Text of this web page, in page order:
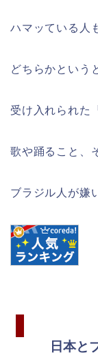
ハマッている人
どちらかという
受け入れられた
歌や踊ること、
ブラジル人が嫌
日本とブ